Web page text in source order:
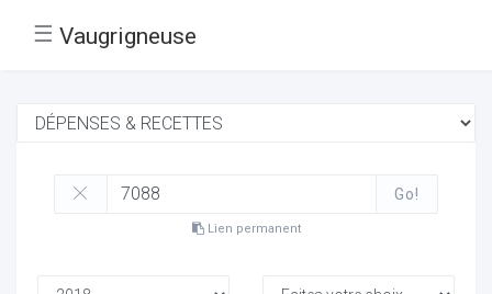
☰ Vaugrigneuse
Go!
Lien permanent